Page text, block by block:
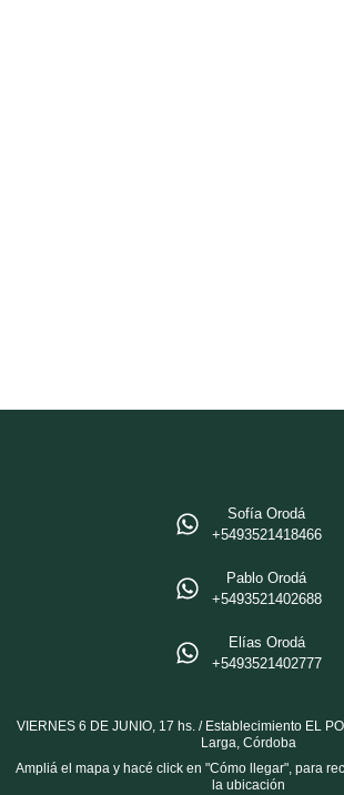
Sofía Orodá
+5493521418466‬
Pablo Orodá
‪+5493521402688‬
Elías Orodá
‪+5493521402777
VIERNES 6 DE JUNIO, 17 hs. / Establecimiento EL
Larga, Córdoba
Ampliá el mapa y hacé click en "Cómo llegar", para
la ubicación